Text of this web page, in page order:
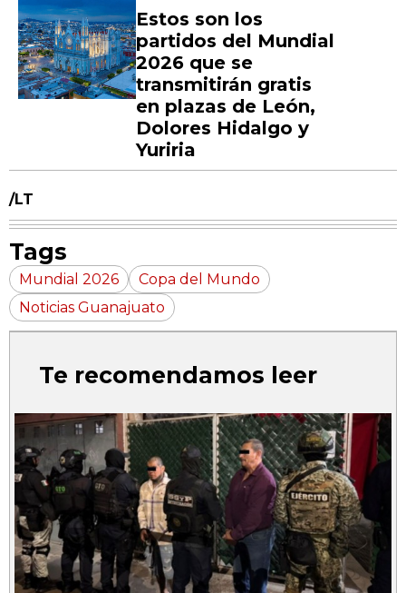
Estos son los
partidos del Mundial
2026 que se
transmitirán gratis
en plazas de León,
Dolores Hidalgo y
Yuriria
/LT
Tags
Mundial 2026
Copa del Mundo
Noticias Guanajuato
Te recomendamos leer